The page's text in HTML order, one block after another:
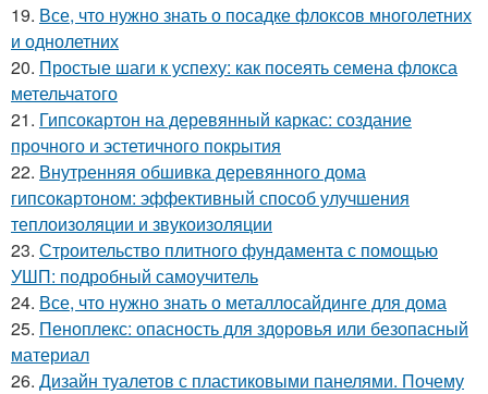
19. Все, что нужно знать о посадке флоксов многолетних
и однолетних
20. Простые шаги к успеху: как посеять семена флокса
метельчатого
21. Гипсокартон на деревянный каркас: создание
прочного и эстетичного покрытия
22. Внутренняя обшивка деревянного дома
гипсокартоном: эффективный способ улучшения
теплоизоляции и звукоизоляции
23. Строительство плитного фундамента с помощью
УШП: подробный самоучитель
24. Все, что нужно знать о металлосайдинге для дома
25. Пеноплекс: опасность для здоровья или безопасный
материал
26. Дизайн туалетов с пластиковыми панелями. Почему